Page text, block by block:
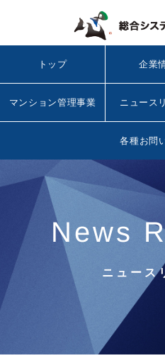
トップ 企業
マンション管理事業 ニュース
各種お問
News
ニュース